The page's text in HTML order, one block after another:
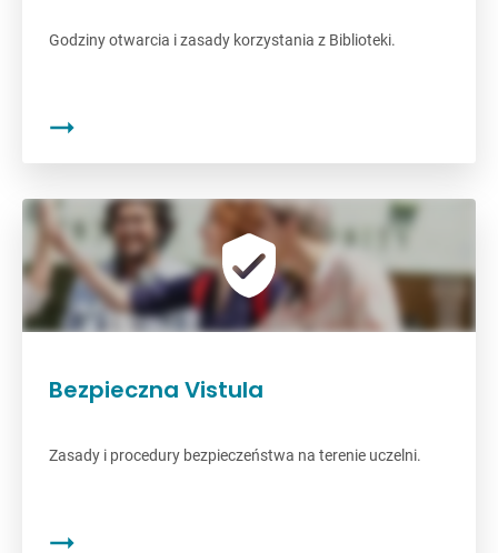
Godziny otwarcia i zasady korzystania z Biblioteki.
Bezpieczna Vistula
Zasady i procedury bezpieczeństwa na terenie uczelni.